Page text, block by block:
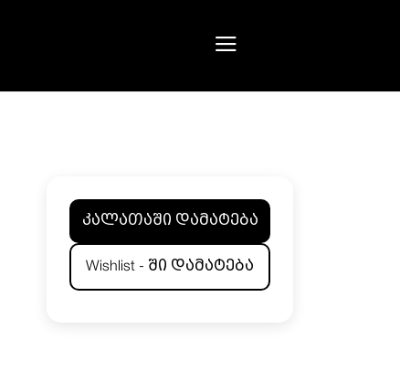
კალათაში დამატება
Wishlist - ში დამატება